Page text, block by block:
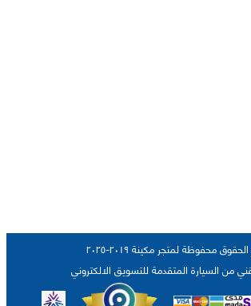
محفوظة لمتجر مكينة ٢٠١٩-٢٠٢٥
من السيارة المتقدمة للتسويق الالكتروني